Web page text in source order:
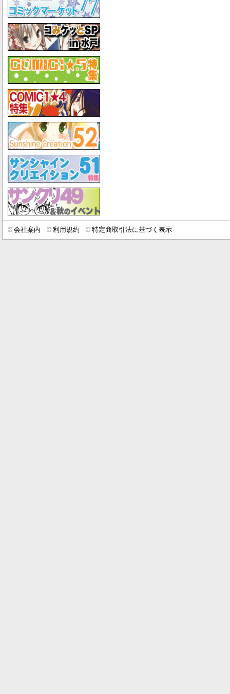
会社案内 利用規約 特定商取引法に基づく表示